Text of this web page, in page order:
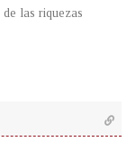
las riquezas